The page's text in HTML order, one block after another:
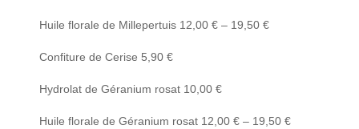
Huile florale de Millepertuis 12,00 €– 19,50 €
Confiture de Cerise 5,90 €
Hydrolat de Géranium rosat 10,00 €
Huile florale de Géranium rosat 12,00 €– 19,50 €